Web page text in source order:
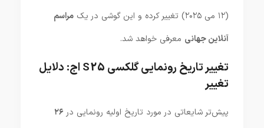
(۱۲ می ۲۰۲۵) تغییر کرده و این گوشی در یک
مراسم
آنلاین جهانی معرفی خواهد شد.
تغییر تاریخ رونمایی گلکسی S25 اج: دلایل
تغییر
پیش‌تر شایعاتی در مورد تاریخ اولیه رونمایی در ۲۶